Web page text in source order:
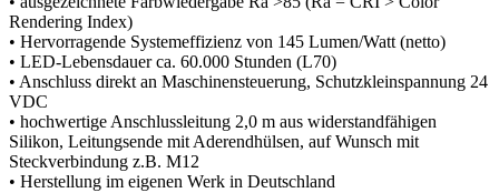
Rendering Index)
• Hervorragende Systemeffizienz von 145 Lumen/Watt (netto)
• LED-Lebensdauer ca. 60.000 Stunden (L70)
• Anschluss direkt an Maschinensteuerung, Schutzkleinspannung 24
VDC
• hochwertige Anschlussleitung 2,0 m aus widerstandfähigen
Silikon, Leitungsende mit Aderendhülsen, auf Wunsch mit
Steckverbindung z.B. M12
• Herstellung im eigenen Werk in Deutschland